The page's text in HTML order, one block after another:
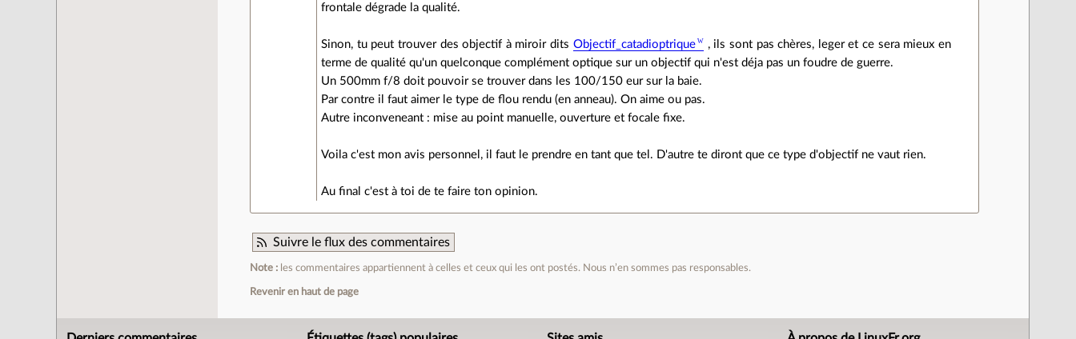
frontale dégrade la qualité.
Sinon, tu peut trouver des objectif à miroir dits Objectif_catadioptrique
, ils sont pas chères, leger et ce sera mieux en
terme de qualité qu'un quelconque complément optique sur un objectif qui n'est déja pas un foudre de guerre.
Un 500mm f/8 doit pouvoir se trouver dans les 100/150 eur sur la baie.
Par contre il faut aimer le type de flou rendu (en anneau). On aime ou pas.
Autre inconveneant : mise au point manuelle, ouverture et focale fixe.
Voila c'est mon avis personnel, il faut le prendre en tant que tel. D'autre te diront que ce type d'objectif ne vaut rien.
Au final c'est à toi de te faire ton opinion.
Suivre le flux des commentaires
Note : les commentaires appartiennent à celles et ceux qui les ont postés. Nous n’en sommes pas responsables.
Revenir en haut de page